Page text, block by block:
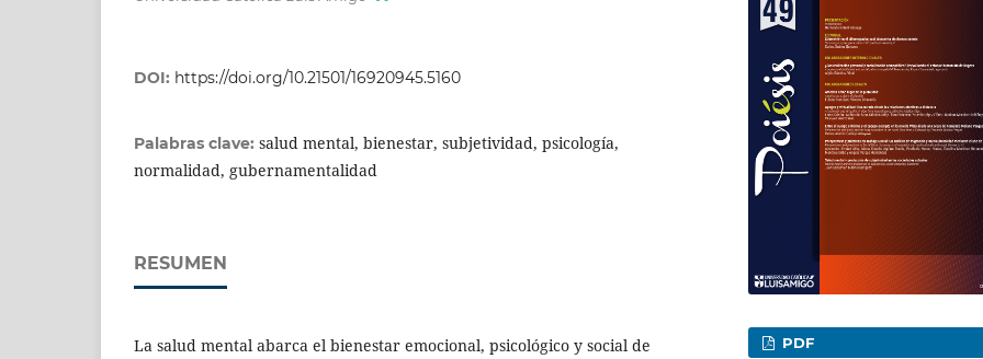
DOI: https://doi.org/10.21501/16920945.5160
Palabras clave: salud mental, bienestar, subjetividad, psicología,
normalidad, gubernamentalidad
RESUMEN
La salud mental abarca el bienestar emocional, psicológico y social de
PDF